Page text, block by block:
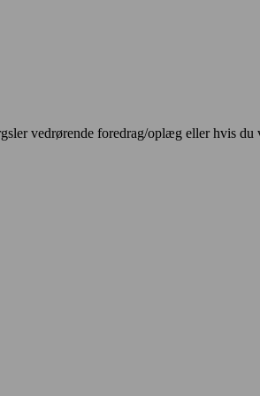
vedrørende foredrag/oplæg eller hvis